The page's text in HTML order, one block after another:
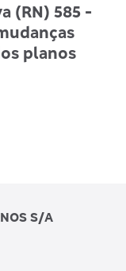
(RN) 585 -
planos
S/A